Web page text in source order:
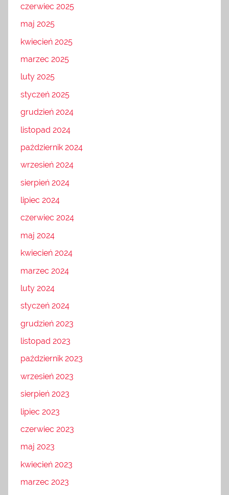
czerwiec 2025
maj 2025
kwiecień 2025
marzec 2025
luty 2025
styczeń 2025
grudzień 2024
listopad 2024
październik 2024
wrzesień 2024
sierpień 2024
lipiec 2024
czerwiec 2024
maj 2024
kwiecień 2024
marzec 2024
luty 2024
styczeń 2024
grudzień 2023
listopad 2023
październik 2023
wrzesień 2023
sierpień 2023
lipiec 2023
czerwiec 2023
maj 2023
kwiecień 2023
marzec 2023